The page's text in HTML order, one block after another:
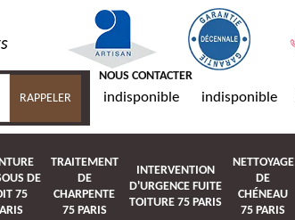
NOUS CONTACTER
indisponible indisponible
DE
75
TRAITEMENT
DE
CHARPENTE
75 PARIS
INTERVENTION
D'URGENCE FUITE
TOITURE 75 PARIS
NETTOYAGE
DE
CHÉNEAU
75 PARIS